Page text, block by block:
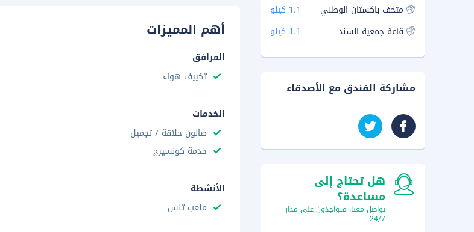
أهم المميزات
المرافق
تكييف هواء
الخدمات
صالون حلاقة / تجميل
خدمة كونسيرج
الأنشطة
ملعب تنس
متحف باكستان الوطني
1.1 كيلو
قاعة جمعية السند
1.1 كيلو
مشاركة الفندق مع الأصدقاء
هل تحتاج إلى
مساعدة؟
تواصل معنا، متواجدون على مدار
24/7